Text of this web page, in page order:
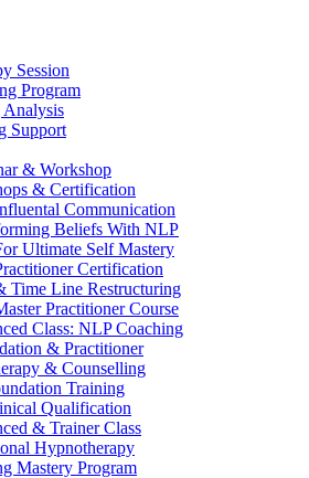
Session
Program
Support
& Workshop
& Certification
Communication
Beliefs With NLP
Ultimate Self Mastery
Certification
Time Line Restructuring
Practitioner Course
Class: NLP Coaching
& Practitioner
& Counselling
Training
Qualification
& Trainer Class
Hypnotherapy
Mastery Program